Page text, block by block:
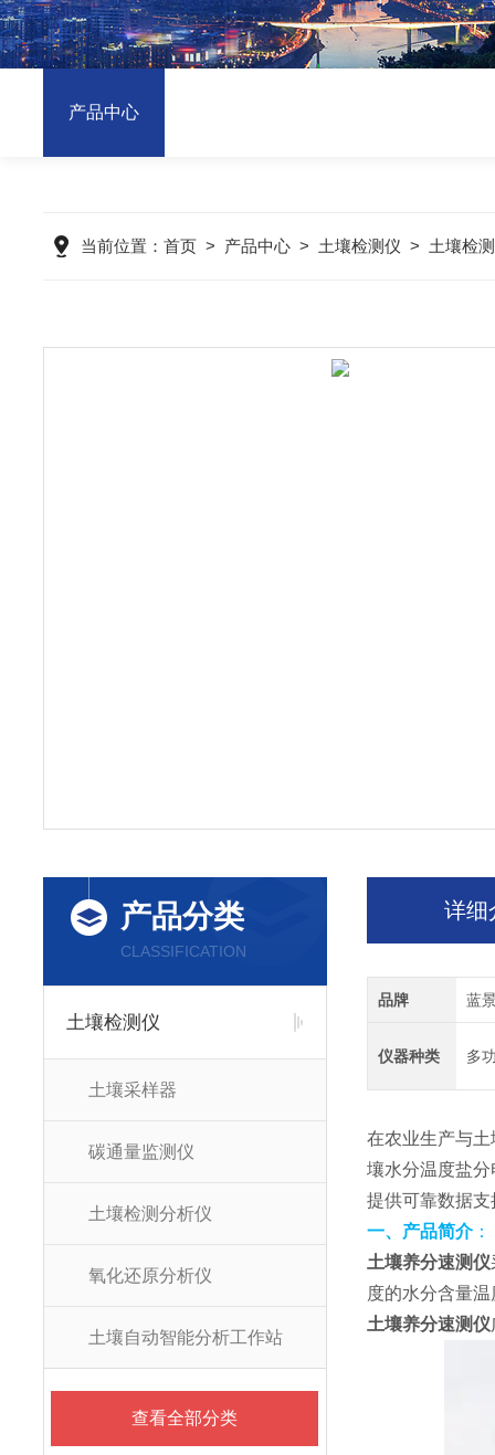
产品中心
当前位置： 首页 > 产品中心 > 土壤检测仪 > 土壤检
产品分类
CLASSIFICATION
土壤检测仪
土壤采样器
碳通量监测仪
土壤检测分析仪
氧化还原分析仪
土壤自动智能分析工作站
查看全部分类
详细
品牌 蓝
仪器种类 多
在农业生产与
壤水分温度盐
提供可靠数据支
一、产品简介：
土壤养分速测仪
度的水分含量
土壤养分速测仪